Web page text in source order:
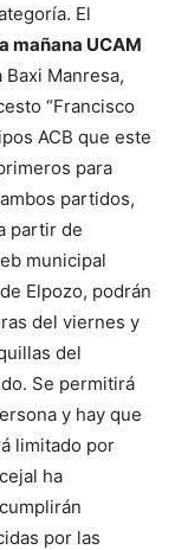
El
mañana UCAM
Manresa,
“Francisco
ACB que este
para
partidos,
partir de
municipal
Elpozo, podrán
del viernes y
del
Se permitirá
y hay que
limitado por
ha
por las